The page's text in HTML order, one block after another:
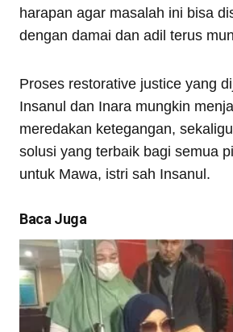
harapan agar masalah ini bisa
dengan damai dan adil terus
Proses restorative justice yang
Insanul dan Inara mungkin
meredakan ketegangan,
solusi yang terbaik bagi semua
untuk Mawa, istri sah Insanul.
Baca Juga